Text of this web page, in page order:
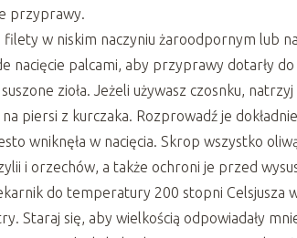
przyprawy.
filety w niskim naczyniu żaroodpornym lub
nacięcie palcami, aby przyprawy dotarły
zioła. Jeżeli używasz czosnku,
na piersi z kurczaka. Rozprowadź je
wniknęła w nacięcia. Skrop wszystko
i orzechów, a także ochroni je przed
do temperatury 200 stopni Celsjusza
Staraj się, aby wielkością odpowiadały